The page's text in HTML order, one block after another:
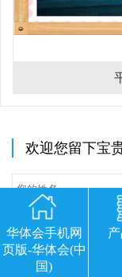
欢迎您留下宝
华体会手机网
页版-华体会(中
国)